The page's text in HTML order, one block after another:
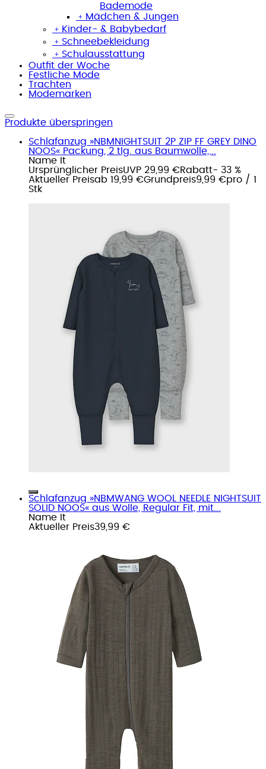
Bademode
﹢ Mädchen & Jungen
﹢ Kinder- & Babybedarf
﹢ Schneebekleidung
﹢ Schulausstattung
Outfit der Woche
Festliche Mode
Trachten
Modemarken
Produkte überspringen
Schlafanzug »NBMNIGHTSUIT 2P ZIP FF GREY DINO
NOOS« Packung, 2 tlg. aus Baumwolle,...
Name It
Ursprünglicher PreisUVP 29,99 €Rabatt- 33 %
Aktueller Preisab 19,99 €Grundpreis9,99 €pro / 1
Stk
Schlafanzug »NBMWANG WOOL NEEDLE NIGHTSUIT
SOLID NOOS« aus Wolle, Regular Fit, mit...
Name It
Aktueller Preis39,99 €